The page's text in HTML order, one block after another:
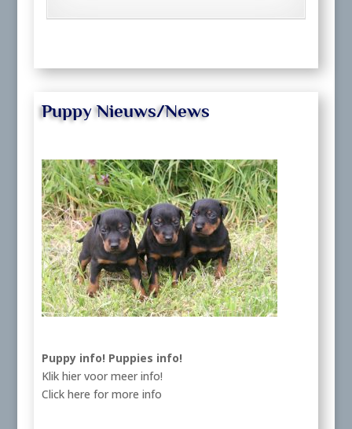
Puppy Nieuws/News
Puppy info! Puppies info!
Klik hier voor meer info!
Click here for more info